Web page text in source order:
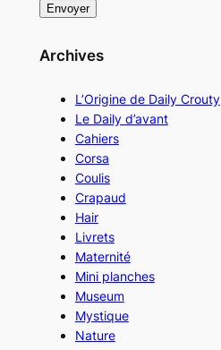
Archives
L’Origine de Daily Crouty
Le Daily d’avant
Cahiers
Corsa
Coulis
Crapaud
Hair
Livrets
Maternité
Mini planches
Museum
Mystique
Nature